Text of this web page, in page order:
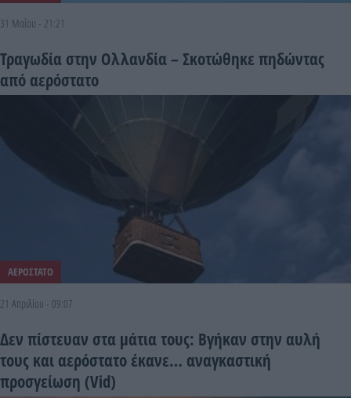
31 Μαΐου - 21:21
Τραγωδία στην Ολλανδία – Σκοτώθηκε πηδώντας
από αερόστατο
ΑΕΡΟΣΤΑΤΟ
21 Απριλίου - 09:07
Δεν πίστευαν στα μάτια τους: Βγήκαν στην αυλή
τους και αερόστατο έκανε… αναγκαστική
προσγείωση (Vid)